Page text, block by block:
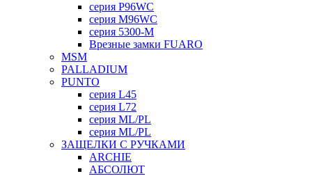
серия P96WC
серия M96WC
серия 5300-M
Врезные замки FUARO
MSM
PALLADIUM
PUNTO
серия L45
серия L72
серия ML/PL
серия ML/PL
ЗАЩЕЛКИ С РУЧКАМИ
ARCHIE
АБСОЛЮТ